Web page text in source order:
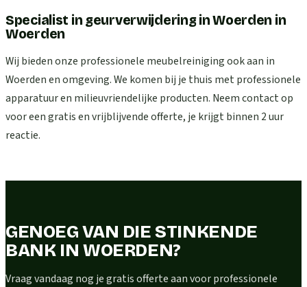
Specialist in geurverwijdering in Woerden in
Woerden
Wij bieden onze professionele meubelreiniging ook aan in
Woerden en omgeving. We komen bij je thuis met professionele
apparatuur en milieuvriendelijke producten. Neem contact op
voor een gratis en vrijblijvende offerte, je krijgt binnen 2 uur
reactie.
GENOEG VAN DIE STINKENDE
BANK IN WOERDEN?
Vraag vandaag nog je gratis offerte aan voor professionele